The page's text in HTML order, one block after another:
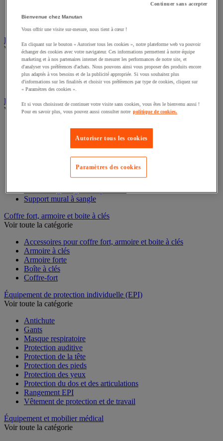
Conteneur et bungalow de stockage extérieur
Plate-forme de rétention
Badge et pointeuse
Voir toute la catégorie
Badge et carte
Pointeuse et contrôleur de rondes
Tourniquet et portillon
Barrière et poteau de protection
Voir toute la catégorie
Arceau de protection
Barrière de protection
Poteau de guidage à chaîne
Poteau de guidage à corde
Poteau de guidage à sangle
Support mural à sangle
Coffre fort, armoire et boite à clés
Voir toute la catégorie
Accessoires pour coffre fort, armoire et boite à clés
Armoire à clés
Armoire forte
Boîte à clés
Coffre-fort
Équipement de protection individuelle (EPI)
Voir toute la catégorie
Antichute
Gants
Masque respiratoire
Protection auditive
Protection de la tête
Protection des pieds
Protection des yeux
Protection du dos et des articulations
Rangement EPI
Vêtement de protection et de travail
Équipement et mobilier médical
Voir toute la catégorie
Continuer sans accepter
Bienvenue chez Manutan
Vous offrir une visite sur-mesure, nous tient à cœur !
En cliquant sur le bouton « Autoriser tous les cookies », notre plateforme web va pouvoir
échanger des cookies avec votre navigateur. Ces informations permettent à notre équipe
marketing et à nos partenaires internet de mesurer les performances de notre site, et
d'analyser vos préférences d'achats. Nous pouvons ainsi vous proposer des produits encore
plus adaptés à vos besoins et de la publicité appropriée. Si vous souhaitez plus
d'informations sur les finalités et choisir vos préférences par type de cookies, cliquez sur
« Paramètres des cookies ».
Et si vous choisissez de continuer votre visite sans cookies, vous êtes le bienvenu aussi !
Pour en savoir plus, vous pouvez aussi consulter notre politique de cookies.
Autoriser tous les cookies
Paramètres des cookies